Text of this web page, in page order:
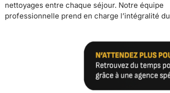
nettoyages entre chaque séjour. Notre équipe
professionnelle prend en charge l’intégralité du
préventive, vous récupérez un temps précieux
pour vous consacrer à vos autres projets